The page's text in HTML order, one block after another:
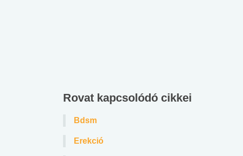
Rovat kapcsolódó cikkei
Bdsm
Erekció